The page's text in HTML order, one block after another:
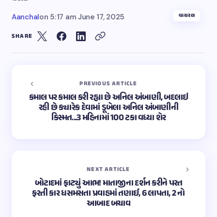
Aanchalon 5:17 am June 17, 2025 વાયરલ
SHARE
PREVIOUS ARTICLE
કમાલ પર કમાલ કરી રહ્યા છે અનિલ અંબાણી, બદલાઇ
રહી છે ક્યારેક દેવામાં ડૂબેલા અનિલ અંબાણીની
કિસ્મત...3 મહિનામાં 100 ટકા વધ્યા શેર
NEXT ARTICLE
બોટાદમાં ફાટ્યું આભ! માતાજીના દર્શન કરીને પરત
ફરતી કાર ધસમસતા પ્રવાહમાં તણાઈ, 6 લાપતા, 2 નો
આબાદ બચાવ